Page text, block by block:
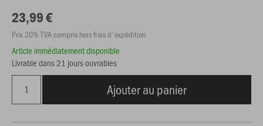
23,99 €
Prix 20% TVA compris hors frais d'expédition
Article immédiatement disponible
Livrable dans 21 jours ouvrables
Ajouter au panier